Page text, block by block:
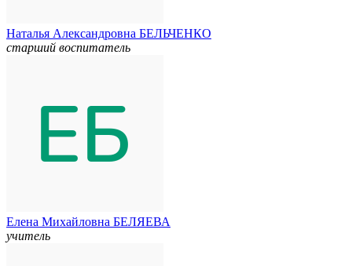
Наталья Александровна БЕЛЬЧЕНКО
старший воспитатель
Елена Михайловна БЕЛЯЕВА
учитель